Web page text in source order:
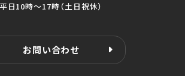
平日10時〜17時（土日祝休）
お問い合わせ